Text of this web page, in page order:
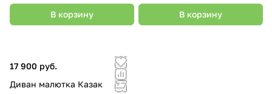
В корзину В корзину
17 900 руб.
Диван малютка Казак